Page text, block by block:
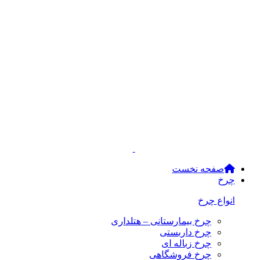
صفحه نخست
چرخ
انواع چرخ
چرخ بیمارستانی – هتلداری
چرخ داربستی
چرخ زباله ای
چرخ فروشگاهی